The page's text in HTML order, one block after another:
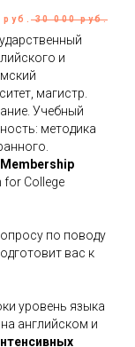
30 000 руб.
и
магистр.
Учебный
методика
Membership
College
по поводу
вас к
уровень языка
английском и